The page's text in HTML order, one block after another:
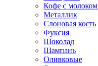
Кофе с молоком
Металлик
Слоновая кость
Фуксия
Шоколад
Шампань
Оливковые